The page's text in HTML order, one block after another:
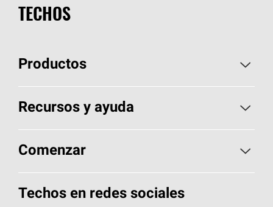
TECHOS
Productos
Elija sus tejas
Encuentre un contratista
Componentes para techos
Recursos y ayuda
Aspectos básicos sobre techos
Herramientas de diseño y color
Comenzar
Llame al 1-800-GET-PINK®
Techos en redes sociales